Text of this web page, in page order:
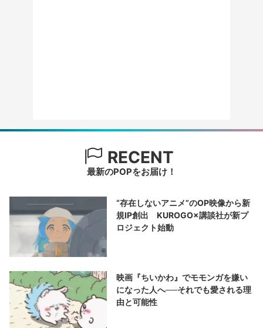
RECENT
最新のPOPをお届け！
“存在しないアニメ”のOP映像から新
規IP創出 KUROGO×講談社が新プ
ロジェクト始動
映画『ちいかわ』でモモンガを嫌い
になった人へ──それでも愛される理
由と可能性